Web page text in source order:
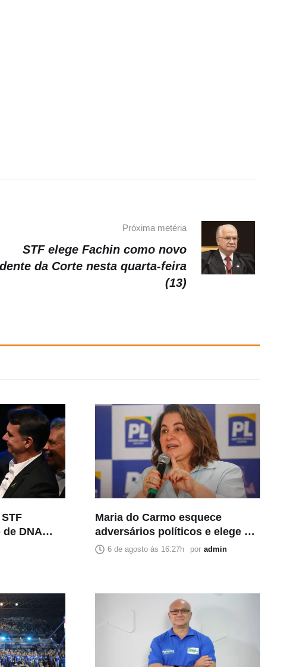
Próxima metéria
STF elege Fachin como novo
da Corte nesta quarta-feira
(13)
DNA
de estupro
Maria do Carmo esquece
adversários políticos e elege a
imprensa como principal
6 de agosto às 16:27h por admin